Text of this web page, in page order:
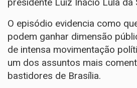
presidente Luiz Inácio Lula da
O episódio evidencia como
podem ganhar dimensão
de intensa movimentação
um dos assuntos mais
bastidores de Brasília.